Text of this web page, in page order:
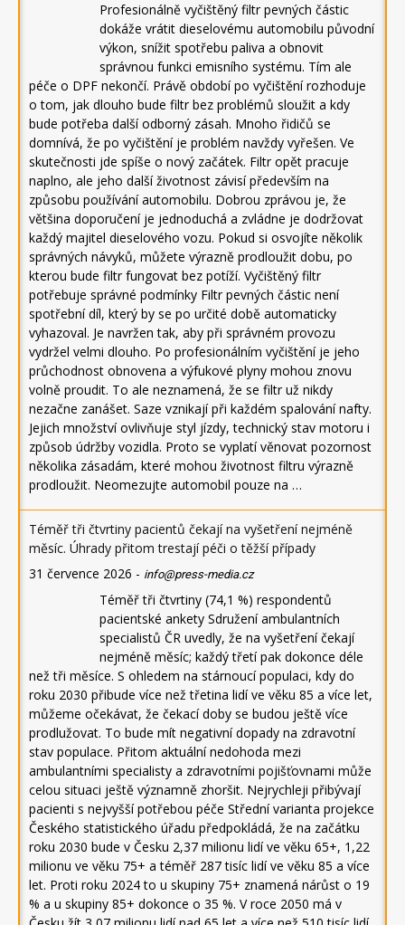
Profesionálně vyčištěný filtr pevných částic
dokáže vrátit dieselovému automobilu původní
výkon, snížit spotřebu paliva a obnovit
správnou funkci emisního systému. Tím ale
péče o DPF nekončí. Právě období po vyčištění rozhoduje
o tom, jak dlouho bude filtr bez problémů sloužit a kdy
bude potřeba další odborný zásah. Mnoho řidičů se
domnívá, že po vyčištění je problém navždy vyřešen. Ve
skutečnosti jde spíše o nový začátek. Filtr opět pracuje
naplno, ale jeho další životnost závisí především na
způsobu používání automobilu. Dobrou zprávou je, že
většina doporučení je jednoduchá a zvládne je dodržovat
každý majitel dieselového vozu. Pokud si osvojíte několik
správných návyků, můžete výrazně prodloužit dobu, po
kterou bude filtr fungovat bez potíží. Vyčištěný filtr
potřebuje správné podmínky Filtr pevných částic není
spotřební díl, který by se po určité době automaticky
vyhazoval. Je navržen tak, aby při správném provozu
vydržel velmi dlouho. Po profesionálním vyčištění je jeho
průchodnost obnovena a výfukové plyny mohou znovu
volně proudit. To ale neznamená, že se filtr už nikdy
nezačne zanášet. Saze vznikají při každém spalování nafty.
Jejich množství ovlivňuje styl jízdy, technický stav motoru i
způsob údržby vozidla. Proto se vyplatí věnovat pozornost
několika zásadám, které mohou životnost filtru výrazně
prodloužit. Neomezujte automobil pouze na …
Téměř tři čtvrtiny pacientů čekají na vyšetření nejméně
měsíc. Úhrady přitom trestají péči o těžší případy
31 července 2026 - info@press-media.cz
Téměř tři čtvrtiny (74,1 %) respondentů
pacientské ankety Sdružení ambulantních
specialistů ČR uvedly, že na vyšetření čekají
nejméně měsíc; každý třetí pak dokonce déle
než tři měsíce. S ohledem na stárnoucí populaci, kdy do
roku 2030 přibude více než třetina lidí ve věku 85 a více let,
můžeme očekávat, že čekací doby se budou ještě více
prodlužovat. To bude mít negativní dopady na zdravotní
stav populace. Přitom aktuální nedohoda mezi
ambulantními specialisty a zdravotními pojišťovnami může
celou situaci ještě významně zhoršit. Nejrychleji přibývají
pacienti s nejvyšší potřebou péče Střední varianta projekce
Českého statistického úřadu předpokládá, že na začátku
roku 2030 bude v Česku 2,37 milionu lidí ve věku 65+, 1,22
milionu ve věku 75+ a téměř 287 tisíc lidí ve věku 85 a více
let. Proti roku 2024 to u skupiny 75+ znamená nárůst o 19
% a u skupiny 85+ dokonce o 35 %. V roce 2050 má v